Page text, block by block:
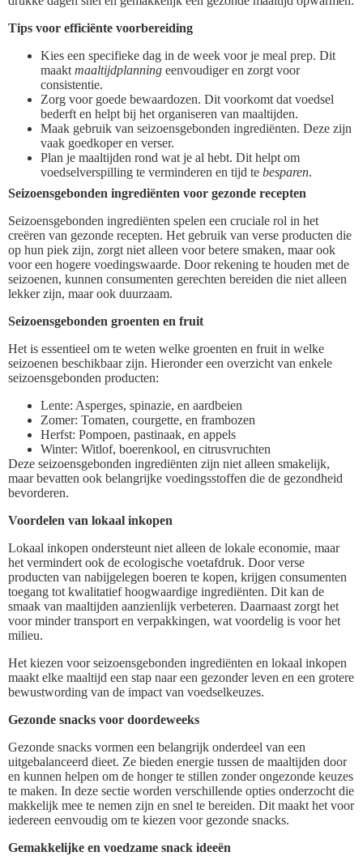
Tips voor efficiënte voorbereiding
Kies een specifieke dag in de week voor je meal prep. Dit
maakt maaltijdplanning eenvoudiger en zorgt voor
consistentie.
Zorg voor goede bewaardozen. Dit voorkomt dat voedsel
bederft en helpt bij het organiseren van maaltijden.
Maak gebruik van seizoensgebonden ingrediënten. Deze zijn
vaak goedkoper en verser.
Plan je maaltijden rond wat je al hebt. Dit helpt om
voedselverspilling te verminderen en tijd te besparen.
Seizoensgebonden ingrediënten voor gezonde recepten
Seizoensgebonden ingrediënten spelen een cruciale rol in het
creëren van gezonde recepten. Het gebruik van verse producten die
op hun piek zijn, zorgt niet alleen voor betere smaken, maar ook
voor een hogere voedingswaarde. Door rekening te houden met de
seizoenen, kunnen consumenten gerechten bereiden die niet alleen
lekker zijn, maar ook duurzaam.
Seizoensgebonden groenten en fruit
Het is essentieel om te weten welke groenten en fruit in welke
seizoenen beschikbaar zijn. Hieronder een overzicht van enkele
seizoensgebonden producten:
Lente: Asperges, spinazie, en aardbeien
Zomer: Tomaten, courgette, en frambozen
Herfst: Pompoen, pastinaak, en appels
Winter: Witlof, boerenkool, en citrusvruchten
Deze seizoensgebonden ingrediënten zijn niet alleen smakelijk,
maar bevatten ook belangrijke voedingsstoffen die de gezondheid
bevorderen.
Voordelen van lokaal inkopen
Lokaal inkopen ondersteunt niet alleen de lokale economie, maar
het vermindert ook de ecologische voetafdruk. Door verse
producten van nabijgelegen boeren te kopen, krijgen consumenten
toegang tot kwalitatief hoogwaardige ingrediënten. Dit kan de
smaak van maaltijden aanzienlijk verbeteren. Daarnaast zorgt het
voor minder transport en verpakkingen, wat voordelig is voor het
milieu.
Het kiezen voor seizoensgebonden ingrediënten en lokaal inkopen
maakt elke maaltijd een stap naar een gezonder leven en een grotere
bewustwording van de impact van voedselkeuzes.
Gezonde snacks voor doordeweeks
Gezonde snacks vormen een belangrijk onderdeel van een
uitgebalanceerd dieet. Ze bieden energie tussen de maaltijden door
en kunnen helpen om de honger te stillen zonder ongezonde keuzes
te maken. In deze sectie worden verschillende opties onderzocht die
makkelijk mee te nemen zijn en snel te bereiden. Dit maakt het voor
iedereen eenvoudig om te kiezen voor gezonde snacks.
Gemakkelijke en voedzame snack ideeën